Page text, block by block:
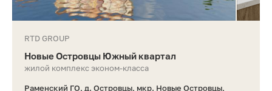
RTD GROUP
Новые Островцы Южный квартал
жилой комплекс эконом-класса
Раменский ГО, д. Островцы, мкр. Новые Островцы,